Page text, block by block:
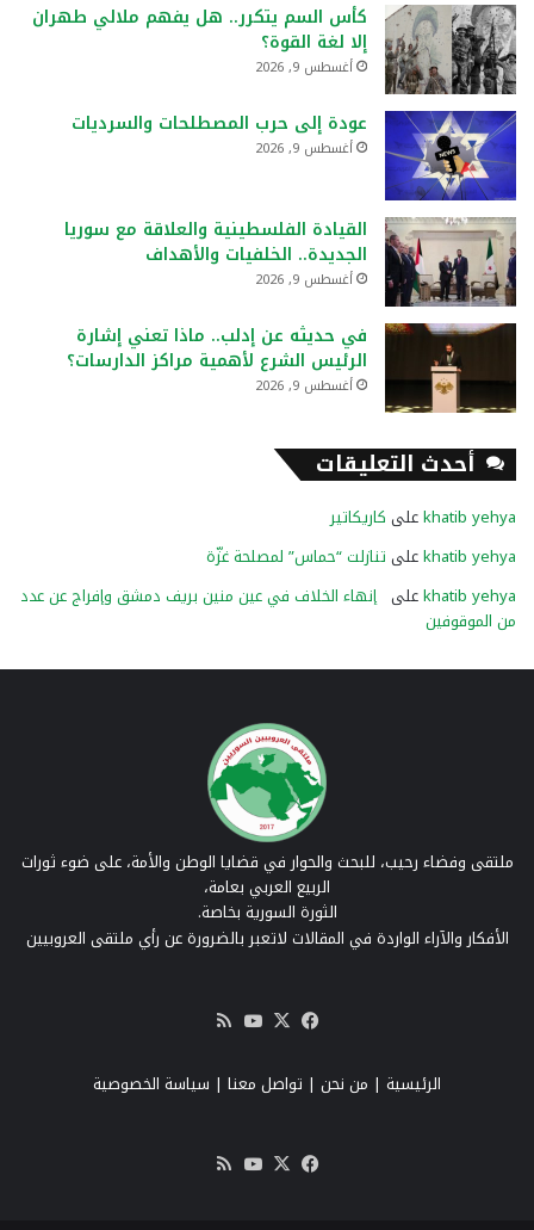
كأس السم يتكرر.. هل يفهم ملالي طهران
إلا لغة القوة؟
أغسطس 9, 2026
عودة إلى حرب المصطلحات والسرديات
أغسطس 9, 2026
القيادة الفلسطينية والعلاقة مع سوريا
الجديدة.. الخلفيات والأهداف
أغسطس 9, 2026
في حديثه عن إدلب.. ماذا تعني إشارة
الرئيس الشرع لأهمية مراكز الدارسات؟
أغسطس 9, 2026
أحدث التعليقات
khatib yehyaعلى كاريكاتير
khatib yehyaعلى تنازلت “حماس” لمصلحة غزّة
khatib yehyaعلى إنهاء الخلاف في عين منين بريف دمشق وإفراج عن عدد
من الموقوفين
ملتقى وفضاء رحيب، للبحث والحوار في قضايا الوطن والأمة، على ضوء ثورات
الربيع العربي بعامة،
الثورة السورية بخاصة.
الأفكار والآراء الواردة في المقالات لاتعبر بالضرورة عن رأي ملتقى العروبيين
فيسبوك
‫X
‫YouTube
RSS
الرئيسية | من نحن | تواصل معنا | سياسة الخصوصية
فيسبوك
‫X
‫YouTube